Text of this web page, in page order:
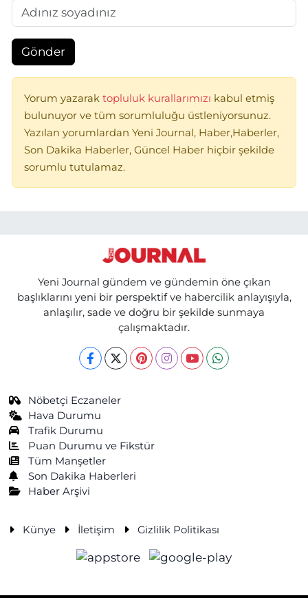
Gönder
Yorum yazarak topluluk kurallarımızı kabul etmiş
bulunuyor ve tüm sorumluluğu üstleniyorsunuz.
Yazılan yorumlardan Yeni Journal, Haber,Haberler,
Son Dakika Haberler, Güncel Haber hiçbir şekilde
sorumlu tutulamaz.
Yeni Journal gündem ve gündemin öne çıkan
başlıklarını yeni bir perspektif ve habercilik anlayışıyla,
anlaşılır, sade ve doğru bir şekilde sunmaya
çalışmaktadır.
Nöbetçi Eczaneler
Hava Durumu
Trafik Durumu
Puan Durumu ve Fikstür
Tüm Manşetler
Son Dakika Haberleri
Haber Arşivi
Künye İletişim Gizlilik Politikası